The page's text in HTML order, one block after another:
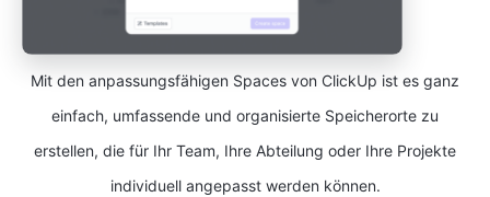
Mit den anpassungsfähigen Spaces von ClickUp ist es ganz
einfach, umfassende und organisierte Speicherorte zu
erstellen, die für Ihr Team, Ihre Abteilung oder Ihre Projekte
individuell angepasst werden können.